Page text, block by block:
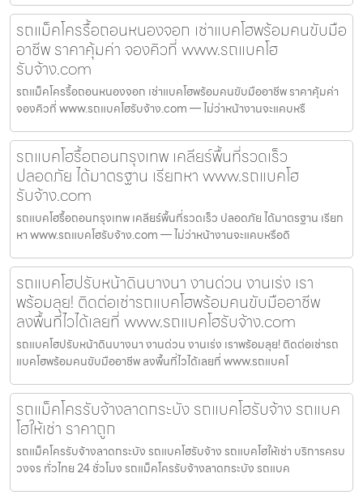
รถแม็คโครรื้อถอนหนองจอก เช่าแบคโฮพร้อมคนขับมือ
อาชีพ ราคาคุ้มค่า จองคิวที่ www.รถแบคโฮ
รับจ้าง.com
รถแม็คโครรื้อถอนหนองจอก เช่าแบคโฮพร้อมคนขับมืออาชีพ ราคาคุ้มค่า
จองคิวที่ www.รถแบคโฮรับจ้าง.com — ไม่ว่าหน้างานจะแคบหรื
รถแบคโฮรื้อถอนกรุงเทพ เคลียร์พื้นที่รวดเร็ว
ปลอดภัย ได้มาตรฐาน เรียกหา www.รถแบคโฮ
รับจ้าง.com
รถแบคโฮรื้อถอนกรุงเทพ เคลียร์พื้นที่รวดเร็ว ปลอดภัย ได้มาตรฐาน เรียก
หา www.รถแบคโฮรับจ้าง.com — ไม่ว่าหน้างานจะแคบหรือดิ
รถแบคโฮปรับหน้าดินบางนา งานด่วน งานเร่ง เรา
พร้อมลุย! ติดต่อเช่ารถแบคโฮพร้อมคนขับมืออาชีพ
ลงพื้นที่ไวได้เลยที่ www.รถแบคโฮรับจ้าง.com
รถแบคโฮปรับหน้าดินบางนา งานด่วน งานเร่ง เราพร้อมลุย! ติดต่อเช่ารถ
แบคโฮพร้อมคนขับมืออาชีพ ลงพื้นที่ไวได้เลยที่ www.รถแบคโ
รถแม็คโครรับจ้างลาดกระบัง รถแบคโฮรับจ้าง รถแบค
โฮให้เช่า ราคาถูก
รถแม็คโครรับจ้างลาดกระบัง รถแบคโฮรับจ้าง รถแบคโฮให้เช่า บริการครบ
วงจร ทั่วไทย 24 ชั่วโมง รถแม็คโครรับจ้างลาดกระบัง รถแบค